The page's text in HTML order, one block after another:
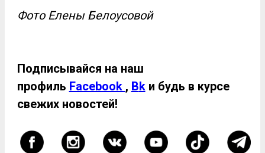
Фото Елены Белоусовой
Подписывайся на наш
профиль Facebook , Вk и будь в курсе
свежих новостей!